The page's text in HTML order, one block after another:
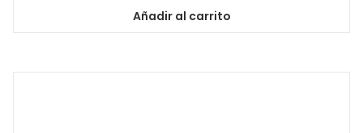
Añadir al carrito